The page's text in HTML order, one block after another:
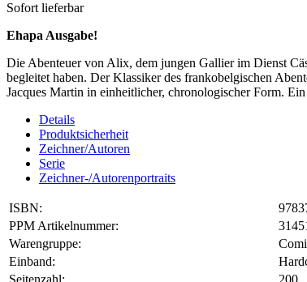
Sofort lieferbar
Ehapa Ausgabe!
Die Abenteuer von Alix, dem jungen Gallier im Dienst
begleitet haben. Der Klassiker des frankobelgischen
Jacques Martin in einheitlicher, chronologischer Form.
Details
Produktsicherheit
Zeichner/Autoren
Serie
Zeichner-/Autorenportraits
ISBN:
PPM Artikelnummer:
Warengruppe:
Einband: